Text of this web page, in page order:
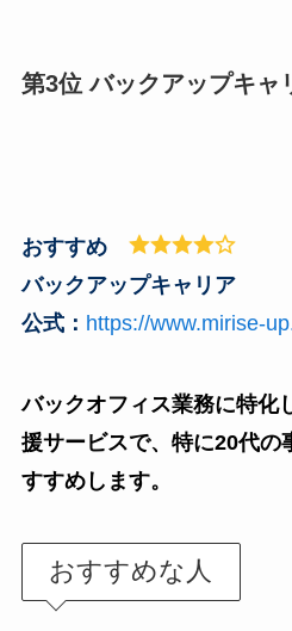
第3位 バックアップキャ
おすすめ
バックアップキャリア
公式： https://www.mirise-
バックオフィス業務に特化
援サービスで、特に20代の
すすめします。
おすすめな人